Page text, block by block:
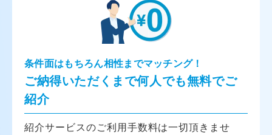
条件面はもちろん相性までマッチング！
ご納得いただくまで何人でも無料でご
紹介
紹介サービスのご利用手数料は一切頂きませ